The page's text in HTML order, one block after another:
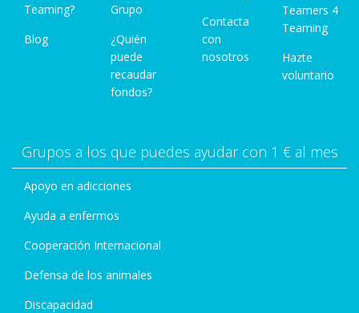
Teaming?
Blog
Grupo
¿Quién
puede
recaudar
fondos?
Contacta
con
nosotros
Teamers 4
Teaming
Hazte
voluntario
Grupos a los que puedes ayudar con 1 € al mes
Apoyo en adicciones
Ayuda a enfermos
Cooperación Internacional
Defensa de los animales
Discapacidad